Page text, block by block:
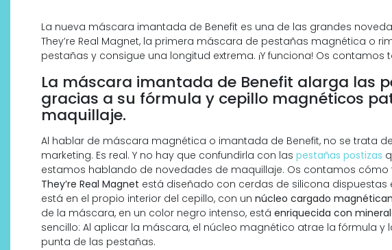
La nueva máscara imantada de Benefit es una de las grandes
They’re Real Magnet, la primera máscara de pestañas magnética o
pestañas y consigue una longitud extrema. ¡Y funciona! Os
La máscara imantada de Benefit alarga las
gracias a su fórmula y cepillo magnéticos
maquillaje.
Al hablar de máscara magnética o imantada de Benefit, no se trata
marketing. Es real. Y no hay que confundirla con las pestañas postizas
estamos hablando de novedades de maquillaje. Os contamos cómo
They’re Real Magnet está diseñado con cerdas de silicona dispuestas
está en el propio interior del cepillo, con un núcleo cargado
de la máscara, en un color negro intenso, está enriquecida con
sencillo: Al aplicar la máscara, el núcleo magnético atrae la fórmula
punta de las pestañas.
Descubre cómo la cosmética
profesional va desde las
cabinas a tu rutina diaria